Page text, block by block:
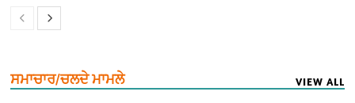
ਸਮਾਚਾਰ/ਚਲਦੇ ਮਾਮਲੇ VIEW ALL